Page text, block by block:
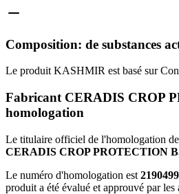
Composition: de substances
Le produit KASHMIR est basé sur
Fabricant CERADIS CROP
homologation
Le titulaire officiel de l'homologation
CERADIS CROP PROTECTION
Le numéro d'homologation est 2190499
produit a été évalué et approuvé par